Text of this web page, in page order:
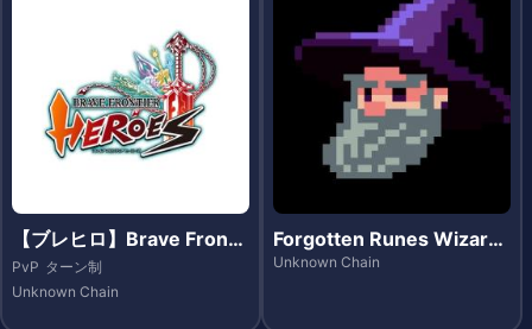
【ブレヒロ】Brave Fronti
er Heroes（ブレイブ フロ
ンティア ヒーローズ）- Et
PvP ターン制
Unknown Chain
Forgotten Runes Wizar
d's Cult
Unknown Chain